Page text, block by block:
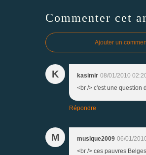
Commenter cet
Ajouter un
K kasimir 08/01/2010
<br /> c'est une question
Répondre
M musique2009 06/01/
<br /> ces pauvres